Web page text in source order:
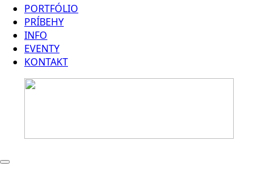
PORTFÓLIO
PRÍBEHY
INFO
EVENTY
KONTAKT